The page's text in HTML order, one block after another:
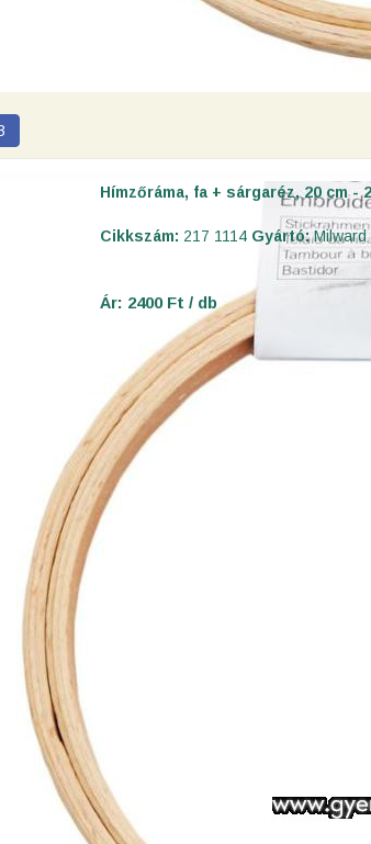
Hímzőráma, fa + sárgaréz, 20 cm -
Cikkszám: 217 1114 Gyártó:Milward
Ár: 2400 Ft / db